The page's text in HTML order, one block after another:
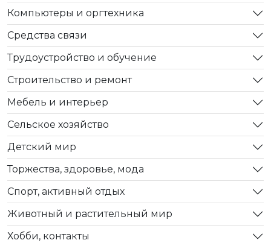
Компьютеры и оргтехника
Средства связи
Трудоустройство и обучение
Строительство и ремонт
Мебель и интерьер
Сельское хозяйство
Детский мир
Торжества, здоровье, мода
Спорт, активный отдых
Животный и растительный мир
Хобби, контакты